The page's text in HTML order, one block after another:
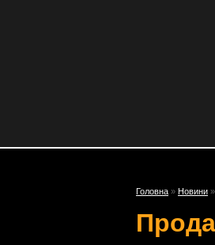
Головна » Новини »